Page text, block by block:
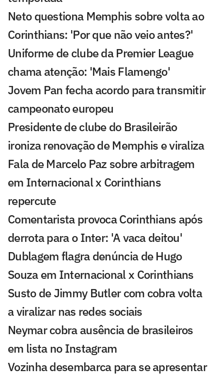
Neto questiona Memphis sobre volta ao
Corinthians: 'Por que não veio antes?'
Uniforme de clube da Premier League
chama atenção: 'Mais Flamengo'
Jovem Pan fecha acordo para transmitir
campeonato europeu
Presidente de clube do Brasileirão
ironiza renovação de Memphis e viraliza
Fala de Marcelo Paz sobre arbitragem
em Internacional x Corinthians
repercute
Comentarista provoca Corinthians após
derrota para o Inter: 'A vaca deitou'
Dublagem flagra denúncia de Hugo
Souza em Internacional x Corinthians
Susto de Jimmy Butler com cobra volta
a viralizar nas redes sociais
Neymar cobra ausência de brasileiros
em lista no Instagram
Vozinha desembarca para se apresentar